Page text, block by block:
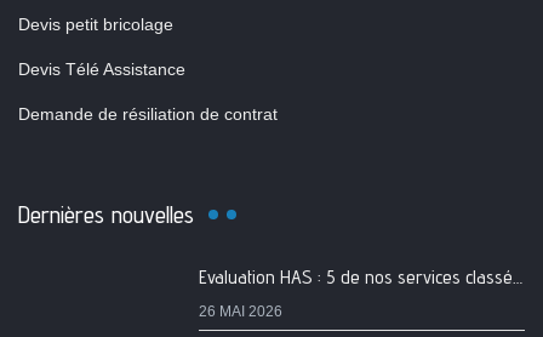
Devis petit bricolage
Devis Télé Assistance
Demande de résiliation de contrat
Dernières nouvelles
Evaluation HAS : 5 de nos services classés A
26 MAI 2026